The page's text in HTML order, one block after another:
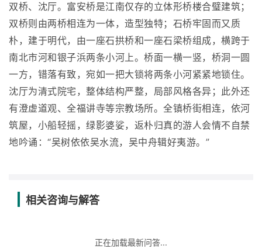
双桥、沈厅。富安桥是江南仅存的立体形桥楼合璧建筑；
双桥则由两桥相连为一体，造型独特；石桥牢固而又质
朴，建于明代，由一座石拱桥和一座石梁桥组成，横跨于
南北市河和银子浜两条小河上。桥面一横一竖，桥洞一圆
一方，错落有致，宛如一把大锁将两条小河紧紧地锁住。
沈厅为清式院宅，整体结构严整，局部风格各异；此外还
有澄虚道观、全福讲寺等宗教场所。全镇桥街相连，依河
筑屋，小船轻摇，绿影婆娑，返朴归真的游人会情不自禁
地吟诵：“吴树依依吴水流，吴中舟辑好夷游。”
相关咨询与解答
正在加载最新问答...